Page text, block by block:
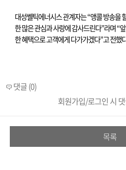
대성쎌틱에너시스 관계자는“앵콜 방송을
한 많은 관심과 사랑에 감사드린다”라며“
한 혜택으로 고객에게 다가가겠다”고 전했
댓글 (0)
회원가입/로그인 시
목록